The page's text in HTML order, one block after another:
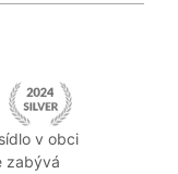
v obci
zabývá